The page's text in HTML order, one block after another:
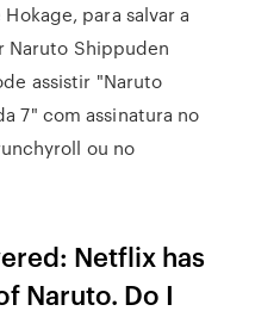
para salvar a
Naruto Shippuden
assistir "Naruto
7" com assinatura no
ou no
Netflix has
Naruto. Do I